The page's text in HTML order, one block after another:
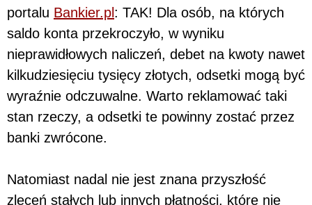
portalu Bankier.pl : TAK! Dla osób, na których
saldo konta przekroczyło, w wyniku
nieprawidłowych naliczeń, debet na kwoty nawet
kilkudziesięciu tysięcy złotych, odsetki mogą być
wyraźnie odczuwalne. Warto reklamować taki
stan rzeczy, a odsetki te powinny zostać przez
banki zwrócone.
Natomiast nadal nie jest znana przyszłość
zleceń stałych lub innych płatności, które nie